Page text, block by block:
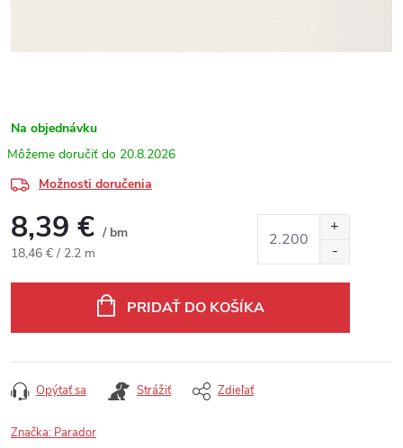
Na objednávku
20.8.2026
Možnosti doručenia
8,39 € / bm
Jednotková cena:
18,46 € / 2.2 m
PRIDAŤ DO KOŠÍKA
Opýtať sa Strážiť Zdieľať
Značka: Parador